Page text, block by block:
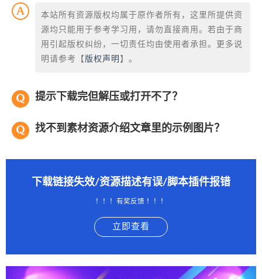
本站所有资源版权均属于原作者所有，这里所提供资
源均只能用于参考学习用，请勿直接商用。若由于商
用引起版权纠纷，一切责任均由使用者承担。更多说
明请参考【 版权声明 】。
提示下载完但解压或打开不了？
找不到素材资源介绍文章里的示例图片？
下载链接失效/资源描述有误/脚本插件报错
！！！有奖反馈 ！！！
立即查看